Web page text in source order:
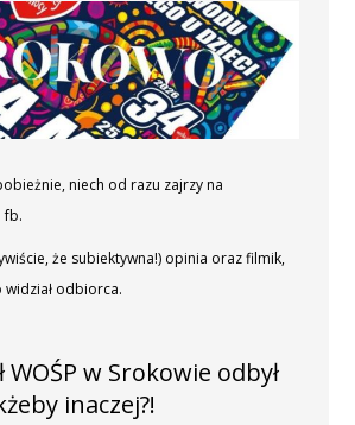
niech od razu zajrzy na
fb.
że subiektywna!) opinia oraz filmik,
odbiorca.
w Srokowie odbył
inaczej?!